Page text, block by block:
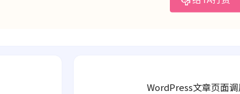
WordPress文章页面